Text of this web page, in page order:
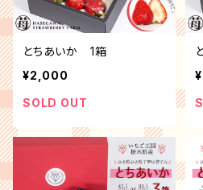
とちあいか 1箱
¥2,000
SOLD OUT